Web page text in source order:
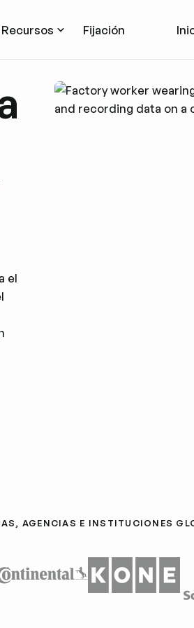
Recursos Fijación
el
AGENCIAS E INSTITUCIONES